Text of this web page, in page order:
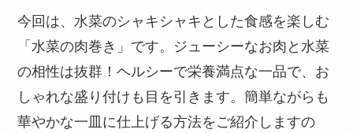
今回は、水菜のシャキシャキとした食感を楽しむ
「水菜の肉巻き」です。ジューシーなお肉と水菜
の相性は抜群！ヘルシーで栄養満点な一品で、お
しゃれな盛り付けも目を引きます。簡単ながらも
華やかな一皿に仕上げる方法をご紹介しますの